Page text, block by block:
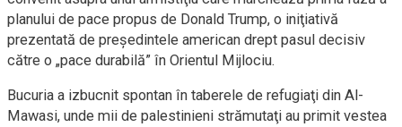
planului de pace propus de Donald Trump, o iniţiativă
prezentată de preşedintele american drept pasul decisiv
către o „pace durabilă” în Orientul Mijlociu.
Bucuria a izbucnit spontan în taberele de refugiaţi din Al-
Mawasi, unde mii de palestinieni strămutaţi au primit vestea